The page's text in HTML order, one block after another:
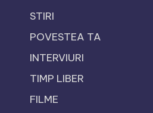
STIRI
POVESTEA TA
INTERVIURI
TIMP LIBER
FILME